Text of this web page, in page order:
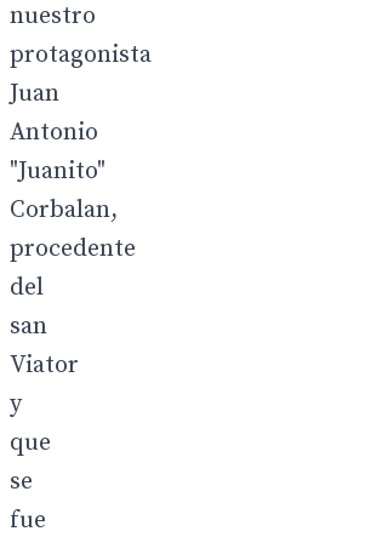
nuestro
protagonista
Juan
Antonio
"Juanito"
Corbalan,
procedente
del
san
Viator
y
que
se
fue